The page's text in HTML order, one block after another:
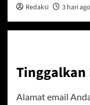
Redaksi 3 hari ago
Tinggalkan
Alamat email